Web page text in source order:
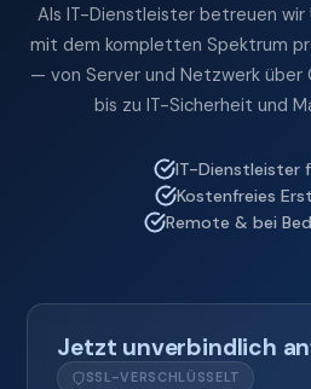
Als IT-Dienstleister betreuen wir
mit dem kompletten Spektrum
— von Server und Netzwerk über
bis zu IT-Sicherheit und
IT-Dienstleister
Kostenfreies
Remote & bei
Jetzt unverbindlich
SSL-VERSCHLÜSSELT